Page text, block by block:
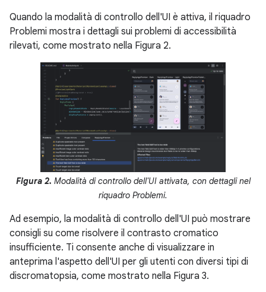
Quando la modalità di controllo dell'UI è attiva, il riquadro
Problemi mostra i dettagli sui problemi di accessibilità
rilevati, come mostrato nella Figura 2.
Figura 2. Modalità di controllo dell'UI attivata, con dettagli nel
riquadro Problemi.
Ad esempio, la modalità di controllo dell'UI può mostrare
consigli su come risolvere il contrasto cromatico
insufficiente. Ti consente anche di visualizzare in
anteprima l'aspetto dell'UI per gli utenti con diversi tipi di
discromatopsia, come mostrato nella Figura 3.